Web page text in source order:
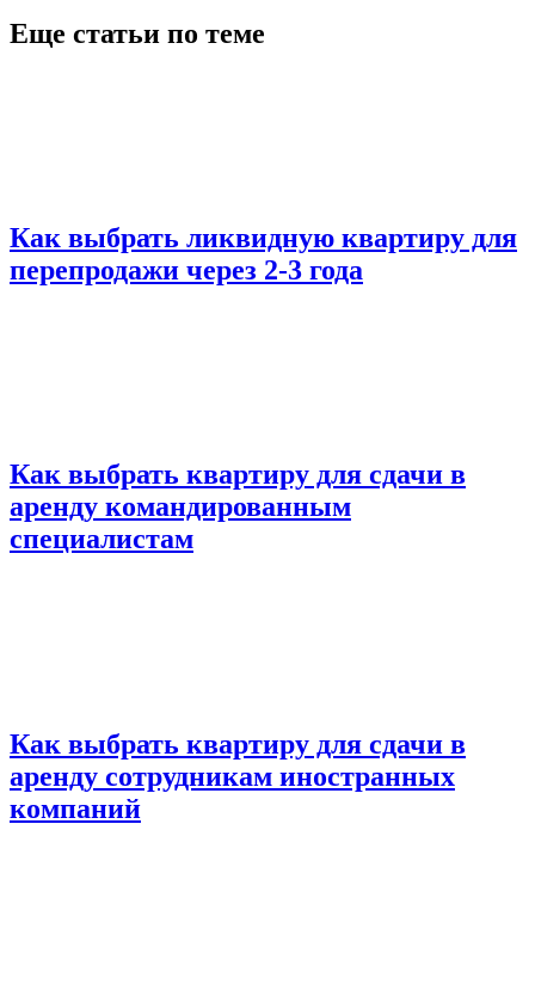
Еще статьи по теме
Как выбрать ликвидную квартиру для
перепродажи через 2-3 года
Как выбрать квартиру для сдачи в
аренду командированным
специалистам
Как выбрать квартиру для сдачи в
аренду сотрудникам иностранных
компаний